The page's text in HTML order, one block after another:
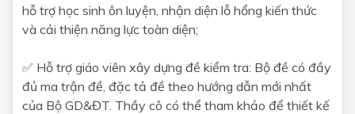
hỗ trợ học sinh ôn luyện, nhận diện lỗ hổng kiến thức
và cải thiện năng lực toàn diện;
✅ Hỗ trợ giáo viên xây dựng đề kiểm tra: Bộ đề có đầy
đủ ma trận đề, đặc tả đề theo hướng dẫn mới nhất
của Bộ GD&ĐT. Thầy cô có thể tham khảo để thiết kế